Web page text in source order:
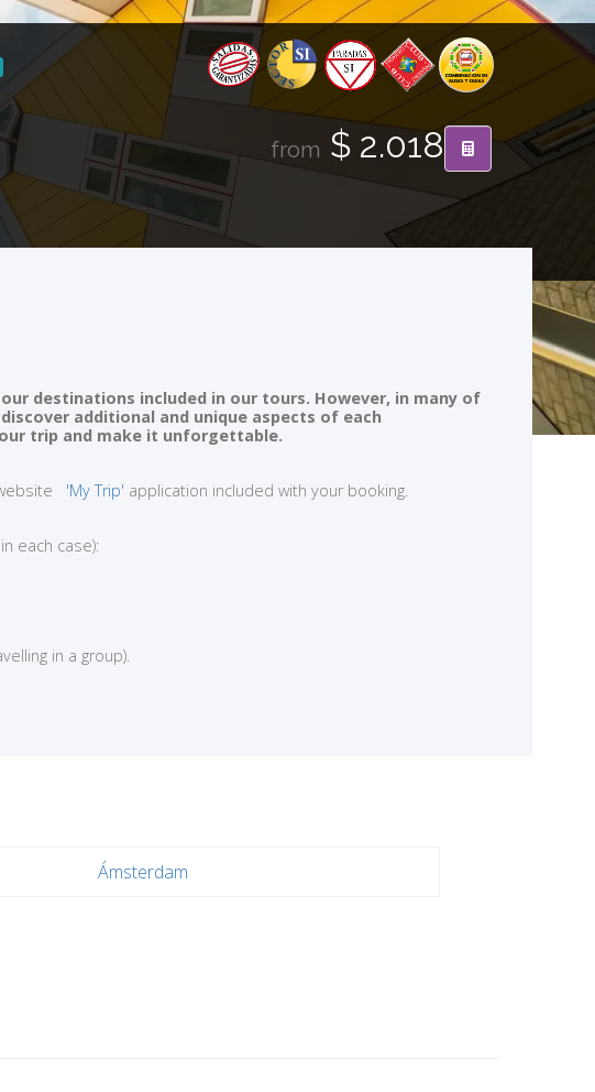
from $ 2.018
destinations included in our tours. However, in many of
additional and unique aspects of each
trip and make it unforgettable.
'My Trip' application included with your booking.
each case):
in a group).
Ámsterdam